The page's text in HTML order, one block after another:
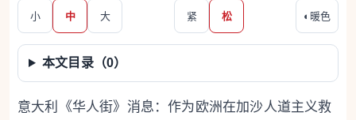
小 中 大 紧 松 ◐ 暖色
本文目录（0）
意大利《华人街》消息：作为欧洲在加沙人道主义救